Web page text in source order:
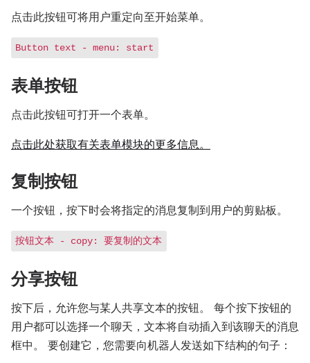
点击此按钮可将用户重定向至开始菜单。
Button text - menu: start
表单按钮
点击此按钮可打开一个表单。
点击此处获取有关表单模块的更多信息。
复制按钮
一个按钮，按下时会将指定的消息复制到用户的剪贴板。
按钮文本 - copy: 要复制的文本
分享按钮
按下后，允许您与某人共享文本的按钮。 每个按下按钮的
用户都可以选择一个聊天，文本将自动插入到该聊天的消息
框中。 要创建它，您需要向机器人发送如下结构的句子：